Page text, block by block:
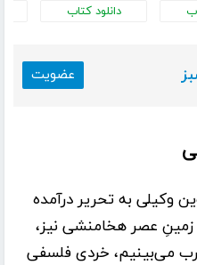
دانلود کتاب
عضویت
وکیلی به تحریر درآمده
زمینِ عصر هخامنشی نیز،
می‌بینیم، خردی فلسفی